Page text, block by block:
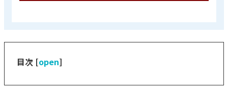
目次 [open]